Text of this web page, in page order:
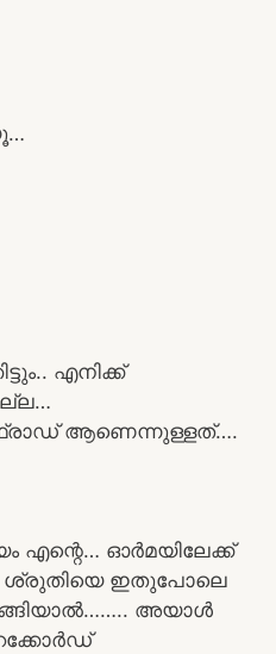
എനിക്ക്
ആണെന്നുള്ളത്….
എന്റെ… ഓർമയിലേക്ക്
ശ്രുതിയെ ഇതുപോലെ
അയാൾ